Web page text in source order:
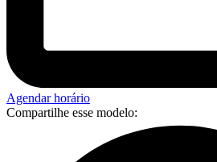
Agendar horário
Compartilhe esse modelo: